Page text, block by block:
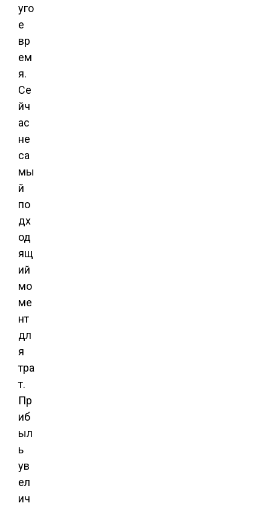
уго
е
вр
ем
я.
Се
йч
ас
не
са
мы
й
по
дх
од
ящ
ий
мо
ме
нт
дл
я
тра
т.
Пр
иб
ыл
ь
ув
ел
ич